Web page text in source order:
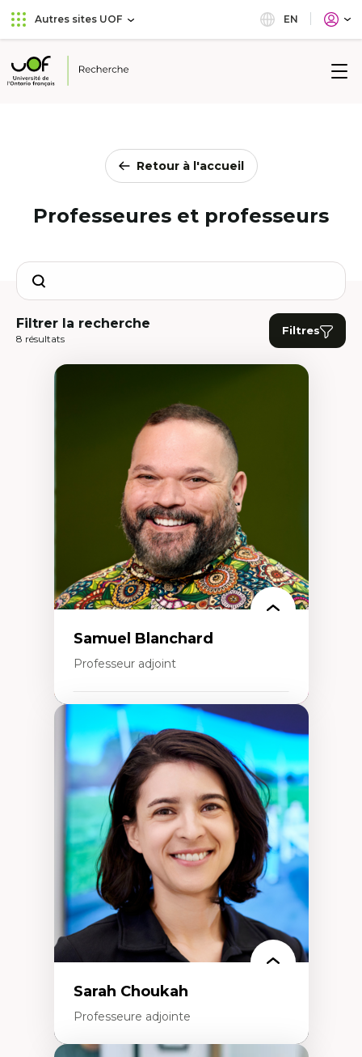
Aller
au
principal
Passer
au
Autres sites UOF EN
Université
Retour à l'accueil
Professeures et professeurs
Search
Filtrer la recherche
8 résultats
Filtres
Samuel Blanchard
Professeur adjoint
Expertises
Didactique des sciences – processus
d’enquête et culture scientifique
Éducation en milieu minoritaire –
construction identitaire et conscience
critique
Technologies éducatives – ludification et
programmation pédagogique
La langue dans toutes les matières –
environnement discursif et langage
scientifique
Sarah Choukah
Professeure adjointe